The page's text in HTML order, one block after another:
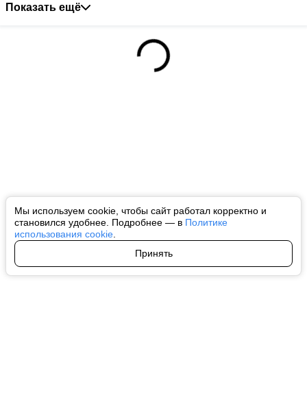
Мы используем cookie, чтобы сайт работал корректно и
становился удобнее. Подробнее — в Политике
использования cookie
Принять
Показать ещё